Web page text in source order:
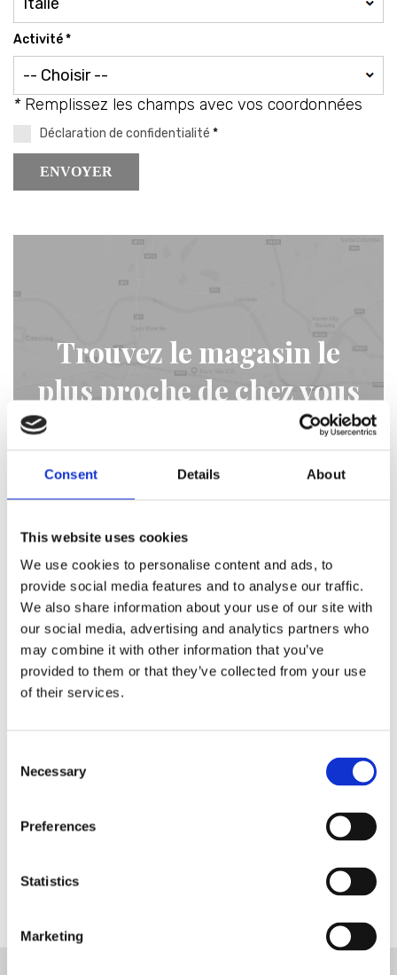
Consent Details About
This website uses cookies
We use cookies to personalise content and ads, to
provide social media features and to analyse our traffic.
We also share information about your use of our site with
our social media, advertising and analytics partners who
may combine it with other information that you’ve
provided to them or that they’ve collected from your use
of their services.
Selection
Necessary
Preferences
Statistics
Marketing
Activité *
* Remplissez les champs avec vos coordonnées
Déclaration de confidentialité *
ENVOYER
Trouvez le magasin le
plus proche de chez vous
Inscrivez-vous et entrez dans la
boutique Blanc MariClo' pour